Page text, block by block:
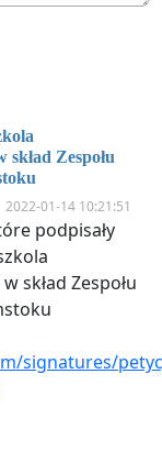
Zespołu
2022-01-14 10:21:51
podpisały
skład Zespołu
signatures/